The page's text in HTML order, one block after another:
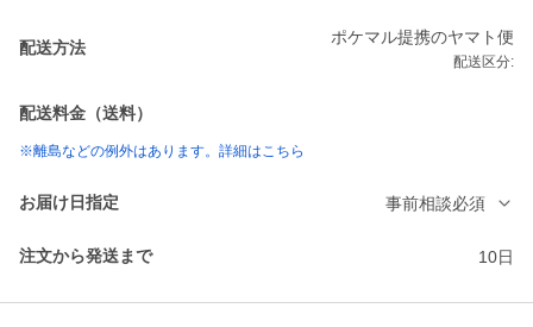
配送方法
ポケマル提携のヤマト便
配送区分:
配送料金（送料）
※離島などの例外はあります。詳細はこちら
お届け日指定 事前相談必須
注文から発送まで 10日